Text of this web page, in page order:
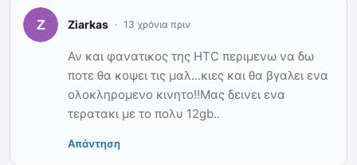
Ziarkas 13 χρόνια πριν
Αν και φανατικος της HTC περιμενω να δω
ποτε θα κοψει τις μαλ…κιες και θα βγαλει ενα
ολοκληρομενο κινητο!!Μας δεινει ενα
τερατακι με το πολυ 12gb..
Απάντηση